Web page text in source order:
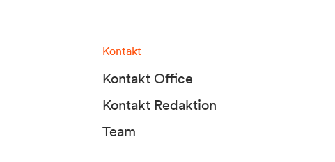
Kontakt
Kontakt Office
Kontakt Redaktion
Team